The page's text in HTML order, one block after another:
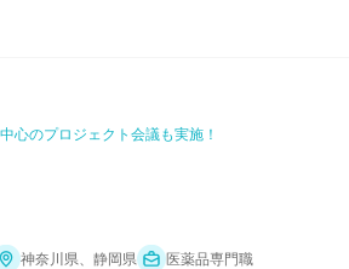
心のプロジェクト会議も実施！
神奈川県、静岡県 医薬品専門職